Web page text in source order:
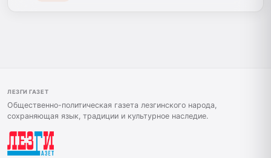
ЛЕЗГИ ГАЗЕТ
Общественно-политическая газета лезгинского народа,
сохраняющая язык, традиции и культурное наследие.